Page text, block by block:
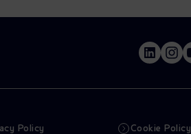
Policy Cookie Policy